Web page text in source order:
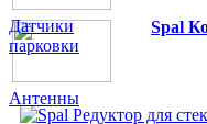
Датчики
парковки
Антенны
Spal